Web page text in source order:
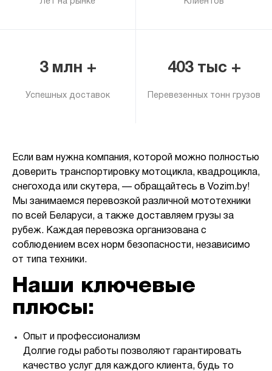
Лет на рынке Клиентов
3 млн +
Успешных доставок
403 тыс +
Перевезенных тонн грузов
Если вам нужна компания, которой можно полностью
доверить транспортировку мотоцикла, квадроцикла,
снегохода или скутера, — обращайтесь в Vozim.by!
Мы занимаемся перевозкой различной мототехники
по всей Беларуси, а также доставляем грузы за
рубеж. Каждая перевозка организована с
соблюдением всех норм безопасности, независимо
от типа техники.
Наши ключевые
плюсы:
Опыт и профессионализм
Долгие годы работы позволяют гарантировать
качество услуг для каждого клиента, будь то